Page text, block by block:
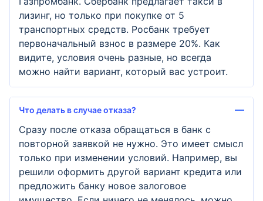
лизинг, но только при покупке от 5
транспортных средств. Росбанк требует
первоначальный взнос в размере 20%. Как
видите, условия очень разные, но всегда
можно найти вариант, который вас устроит.
Что делать в случае отказа?
Сразу после отказа обращаться в банк с
повторной заявкой не нужно. Это имеет смысл
только при изменении условий. Например, вы
решили оформить другой вариант кредита или
предложить банку новое залоговое